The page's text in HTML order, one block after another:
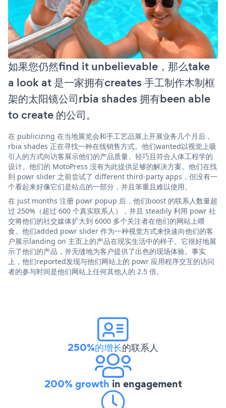
如果您仍然find it unbelievable，那么take
a look at 是一家拥有creates 手工制作木制框
架的太阳镜公司rbia shades 拥有been able
to create 的公司。
在 publicizing 在当地展览会和手工艺品展上开展业务几个月后，
rbia shades 正在寻找一种在线销售方式。他们wanted以视觉上吸
引人的方式向访客展示他们的产品质量、轻巧且符合人体工程学的
设计。他们的 MotoPress 没有为此提供足够的解决方案。他们在找
到 powr slider 之前尝试了 different third-party apps，但没有一
个看起来好像它们是站点的一部分，并且笨重且难以使用。
在 just months 注册 powr popup 后，他们boost 的联系人数量超
过 250%（超过 600 个真实联系人），并且 steadily 利用 powr 社
交将他们的社交媒体扩大到 6000 多个关注者在他们的网站上喂
食。他们added powr slider 作为一种视觉方式来快速向他们的客
户展示landing on 主页上的产品在现实生活中的样子。它很好地展
示了他们的产品，并无缝地为客户提供了出色的现场体验。事实
上，他们reported发现与他们网站上的 powr 应用程序交互的访问
者的参与时间是他们网站上任何其他人的 2.5 倍。
250%的增长的联系人
200% growth in engagement